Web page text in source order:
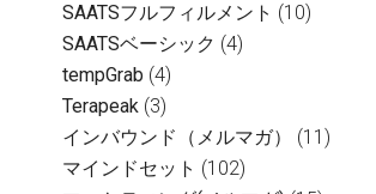
SAATSフルフィルメント (10)
SAATSベーシック (4)
tempGrab (4)
Terapeak (3)
インバウンド（メルマガ）
(11)
マインドセット (102)